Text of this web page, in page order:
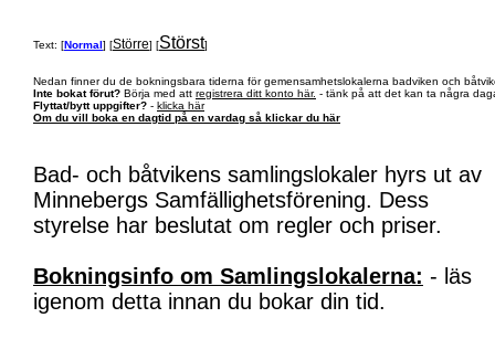
Text: [Normal] [Större] [Störst]
Nedan finner du de bokningsbara tiderna för gemensamhetslokalerna badviken och
Inte bokat förut? Börja med att registrera ditt konto här. - tänk på att det kan ta några
Flyttat/bytt uppgifter? - klicka här
Om du vill boka en dagtid på en vardag så klickar du här
Bad- och båtvikens samlingslokaler hyrs ut av
Minnebergs Samfällighetsförening. Dess
styrelse har beslutat om regler och priser.
Bokningsinfo om Samlingslokalerna: - läs
igenom detta innan du bokar din tid.